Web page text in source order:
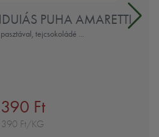
PUHA AMARETTI
tejcsokoládé ...
390 Ft
390 Ft/KG